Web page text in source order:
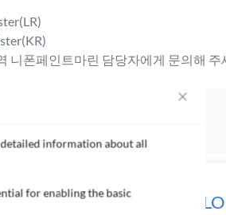
information about all
for enabling the basic
니폰페인트마린 담당자에게 문의해 주
SPC 200